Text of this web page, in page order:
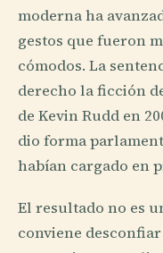
moderna ha
gestos que fueron
cómodos. La
derecho la ficción
de Kevin Rudd en
dio forma
habían cargado en
El resultado no es
conviene